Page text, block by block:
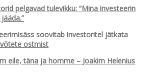
pelgavad tulevikku: “Mina investeerin
soovitab investoritel jätkata
ostmist
eile, täna ja homme – Joakim Helenius